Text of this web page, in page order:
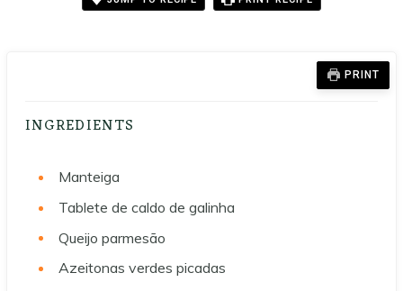
PRINT
INGREDIENTS
Manteiga
Tablete de caldo de galinha
Queijo parmesão
Azeitonas verdes picadas